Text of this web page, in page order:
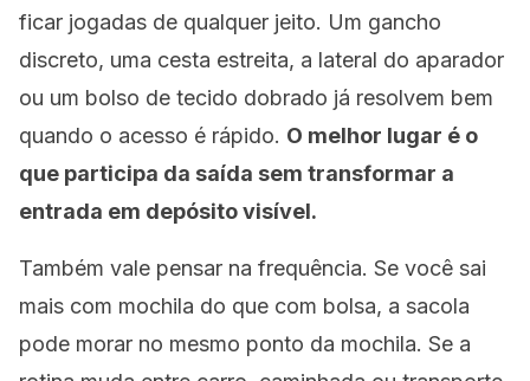
ficar jogadas de qualquer jeito. Um gancho
discreto, uma cesta estreita, a lateral do aparador
ou um bolso de tecido dobrado já resolvem bem
quando o acesso é rápido. O melhor lugar é o
que participa da saída sem transformar a
entrada em depósito visível.
Também vale pensar na frequência. Se você sai
mais com mochila do que com bolsa, a sacola
pode morar no mesmo ponto da mochila. Se a